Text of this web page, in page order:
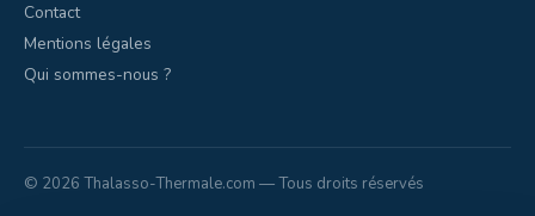
Contact
Mentions légales
Qui sommes-nous ?
© 2026 Thalasso-Thermale.com — Tous droits réservés